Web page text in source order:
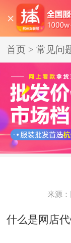
首页 >常见问
来源
什么是网店